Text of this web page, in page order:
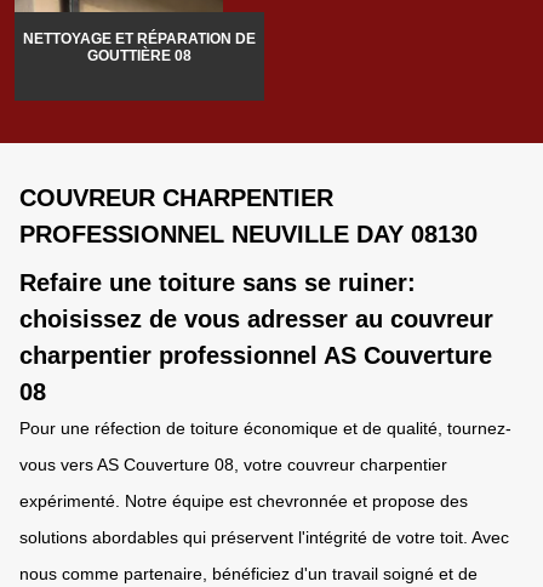
NETTOYAGE ET RÉPARATION DE
GOUTTIÈRE 08
COUVREUR CHARPENTIER
PROFESSIONNEL NEUVILLE DAY 08130
Refaire une toiture sans se ruiner:
choisissez de vous adresser au couvreur
charpentier professionnel AS Couverture
08
Pour une réfection de toiture économique et de qualité, tournez-
vous vers AS Couverture 08, votre couvreur charpentier
expérimenté. Notre équipe est chevronnée et propose des
solutions abordables qui préservent l'intégrité de votre toit. Avec
nous comme partenaire, bénéficiez d'un travail soigné et de